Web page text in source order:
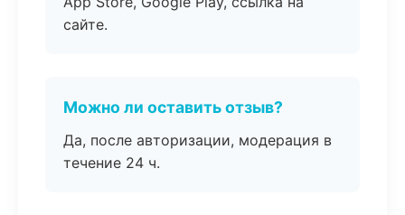
сайте.
Можно ли оставить отзыв?
Да, после авторизации, модерация в
течение 24 ч.